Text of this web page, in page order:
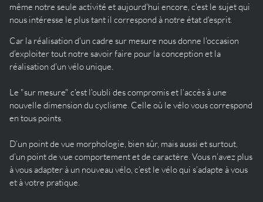
même notre seule activité et aujourd'hui encore, c'est le sujet qui
nous intéresse le plus tant il correspond à notre état d'esprit.
Car la réalisation d'un cadre sur mesure nous donne l'occasion
d'exploiter tout notre savoir faire pour la conception et la
réalisation d'un vélo unique.
Le "sur mesure" c'est l'oubli des compromis et l’accès à une
nouvelle dimension du cyclisme. Celle où le vélo vous correspond
en tous points.
D’un point de vue morphologie, bien sûr, mais aussi et surtout,
d’un point de vue comportement et de caractère. Vous n’avez plus
à vous adapter à un nouveau vélo, c’est le vélo qui s’adapte à vous
et à votre pratique.